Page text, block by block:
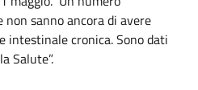
non sanno ancora di avere
cronica. Sono dati
Salute”.